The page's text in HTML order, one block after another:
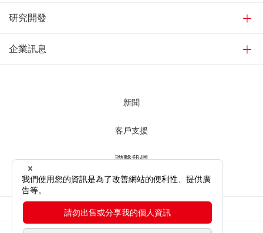
研究開發
企業訊息
新聞
客戶支援
聯繫我們
使用網站時